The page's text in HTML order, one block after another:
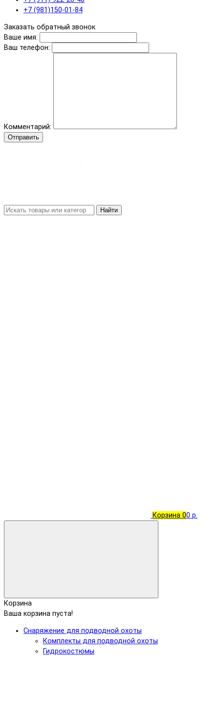
+7 (981)150-01-84
Заказать обратный звонок
Ваше имя:
Ваш телефон:
Комментарий:
Отправить
Найти
Корзина 00 р.
Корзина
Ваша корзина пуста!
Снаряжение для подводной охоты
Комплекты для подводной охоты
Гидрокостюмы